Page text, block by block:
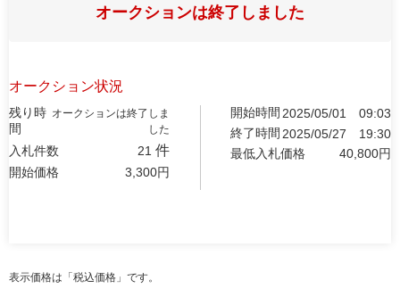
オークションは終了しました
オークション状況
残り時
間
オークションは終了しま
した
入札件数 21 件
開始価格 3,300円
開始時間 2025/05/01
09:03
終了時間 2025/05/27
19:30
最低入札価格
40,800円
表示価格は「税込価格」です。